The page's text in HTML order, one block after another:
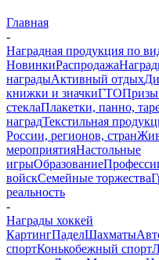
Главная
-
Наградная продукция по
НовинкиРаспродажа
наградыАктивный отдых
книжки и значкиГТОПризы
стеклаПлакетки, панно,
наградТекстильная
России, регионов, стран
мероприятияНастольные
игрыОбразование
войскСемейные торжества
реальность
-
Награды хоккей
КартингПаделШахматы
спортКонькобежный спорт